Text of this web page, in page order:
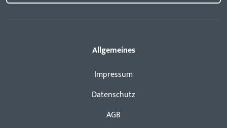
Allgemeines
Impressum
Datenschutz
AGB